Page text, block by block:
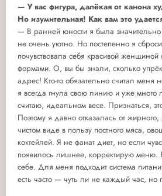
— У вас фигура, далёкая от канона
Но изумительная! Как вам это
— В ранней юности я была
не очень уютно. Но постепенно я
почувствовала себя красивой
формами. О, вы бы знали, сколько
адрес! Кто-то обязательно считал меня
я всегда гнула свою линию и уже много
считаю, идеальном весе. Признаться,
Поэтому я давно отказалась от
чистом виде в пользу постного мяса,
коктейлей. Я не фанат диет, но если
появилось лишнее, корректирую меню.
себе. Для меня подходит система
есть часто — чуть ли не каждый час, но